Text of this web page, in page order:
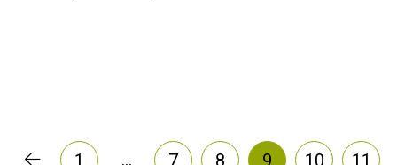
1 … 7 8 9 10 11